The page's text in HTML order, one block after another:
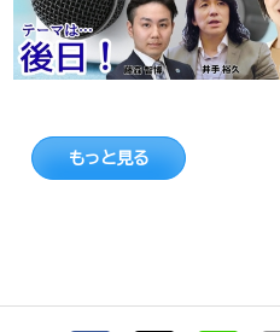
もっと見る